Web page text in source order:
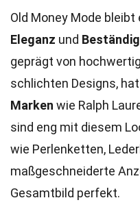
Old Money Mode
Eleganz und
geprägt von
schlichten Designs,
Marken wie Ralph
sind eng mit diesem
wie Perlenketten,
maßgeschneiderte
Gesamtbild perfekt.